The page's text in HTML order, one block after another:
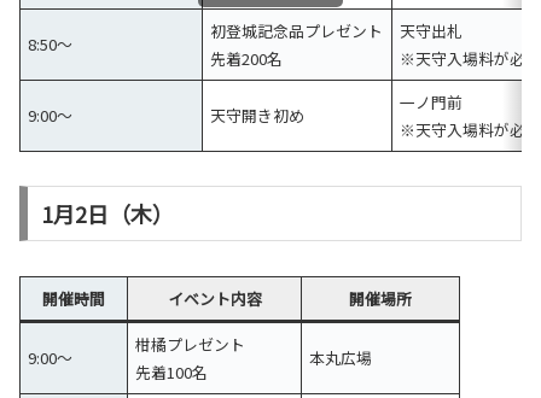
8:50～
初登城記念品プレゼント
先着200名
天守出札
※天守入場料が必要
9:00～ 天守開き初め
一ノ門前
※天守入場料が必要
1月2日（木）
開催時間 イベント内容 開催場所
9:00～
柑橘プレゼント
先着100名
本丸広場